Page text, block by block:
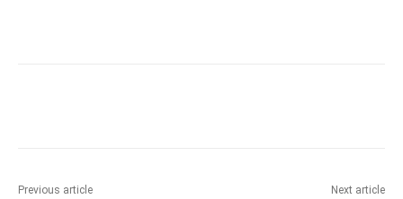
Previous article Next article